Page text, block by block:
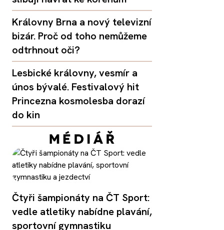
Královny Brna a nový televizní
bizár. Proč od toho nemůžeme
odtrhnout oči?
Lesbické královny, vesmír a
únos bývalé. Festivalový hit
Princezna kosmolesba dorazí
do kin
Čtyři šampionáty na ČT Sport:
vedle atletiky nabídne plavání,
sportovní gymnastiku